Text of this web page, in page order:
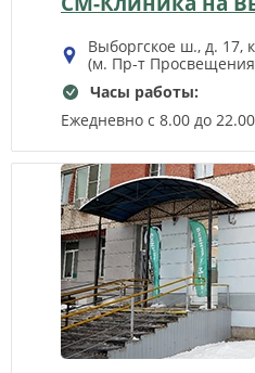
Выборгское ш., д. 17,
(м. Пр-т
Часы работы:
Ежедневно с 8.00 до 22.00